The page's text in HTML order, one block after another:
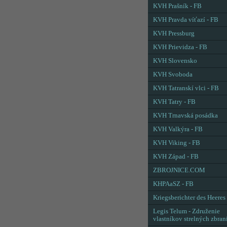
KVH Prašník - FB
KVH Pravda víťazí - FB
KVH Pressburg
KVH Prievidza - FB
KVH Slovensko
KVH Svoboda
KVH Tatranskí vlci - FB
KVH Tatry - FB
KVH Trnavská posádka
KVH Valkýra - FB
KVH Viking - FB
KVH Západ - FB
ZBROJNICE.COM
KHPAaSZ - FB
Kriegsberichter des Heeres
Legis Telum - Združenie
vlastníkov strelných